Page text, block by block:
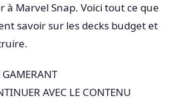
à Marvel Snap. Voici tout ce que
savoir sur les decks budget et
GAMERANT
AVEC LE CONTENU